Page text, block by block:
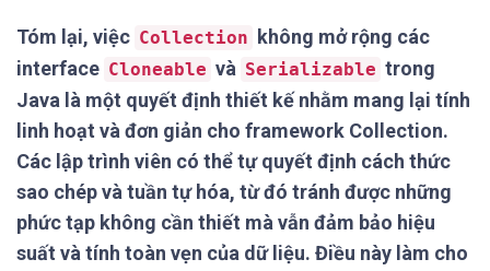
Tóm lại, việc Collection
không mở rộng các
interface Cloneable và Serializable trong
Java là một quyết định thiết kế nhằm mang lại tính
linh hoạt và đơn giản cho framework Collection.
Các lập trình viên có thể tự quyết định cách thức
sao chép và tuần tự hóa, từ đó tránh được những
phức tạp không cần thiết mà vẫn đảm bảo hiệu
suất và tính toàn vẹn của dữ liệu. Điều này làm cho